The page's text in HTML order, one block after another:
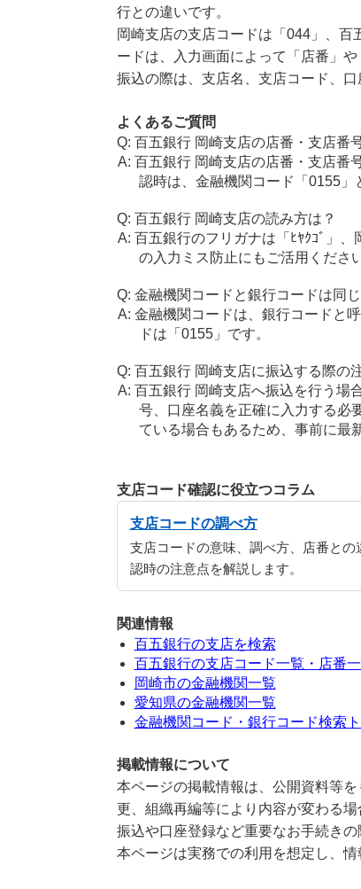
行との違いです。
岡崎支店の支店コードは「044」、百
ードは、入力画面によって「店番」
振込の際は、支店名、支店コード、
よくあるご質問
百五銀行 岡崎支店の店番・支店番
百五銀行 岡崎支店の店番・支店番
認時は、金融機関コード「0155」
百五銀行 岡崎支店の読み方は？
百五銀行のフリガナは「ﾋﾔｸｺﾞ」
の入力ミス防止にもご活用ください
金融機関コードと銀行コードは同
金融機関コードは、銀行コードと
ドは「0155」です。
百五銀行 岡崎支店に振込する際の
百五銀行 岡崎支店へ振込を行う場
号、口座名義を正確に入力する必
ている場合もあるため、事前に最
支店コード確認に役立つコラム
支店コードの調べ方
支店コードの意味、調べ方、店番との
認時の注意点を解説します。
関連情報
百五銀行の支店を検索
百五銀行の支店コード一覧・店番
岡崎市の金融機関一覧
愛知県の金融機関一覧
金融機関コード・銀行コード検索
掲載情報について
本ページの掲載情報は、公開資料等
更、組織再編等により内容が変わる場
振込や口座登録など重要なお手続き
本ページは実務での利用を想定し、